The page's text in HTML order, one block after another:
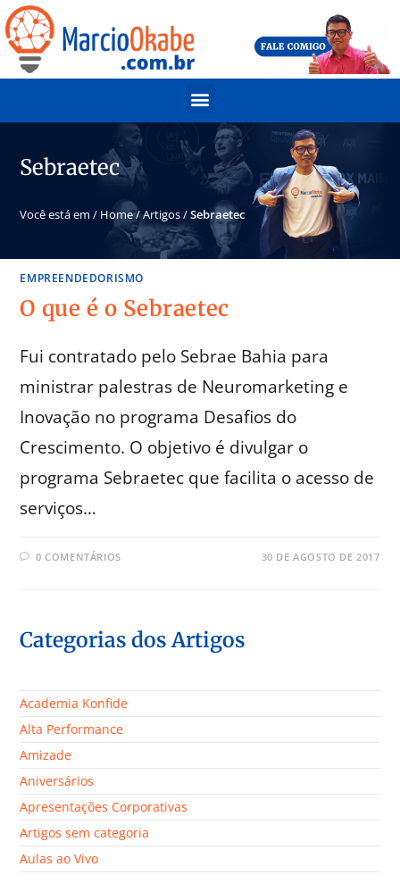
Sebraetec
Você está em / Home/Artigos/Sebraetec
EMPREENDEDORISMO
O que é o Sebraetec
Fui contratado pelo Sebrae Bahia para
ministrar palestras de Neuromarketing e
Inovação no programa Desafios do
Crescimento. O objetivo é divulgar o
programa Sebraetec que facilita o acesso de
serviços…
0 COMENTÁRIOS 30 DE AGOSTO DE 2017
Categorias dos Artigos
Academia Konfide
Alta Performance
Amizade
Aniversários
Apresentações Corporativas
Artigos sem categoria
Aulas ao Vivo